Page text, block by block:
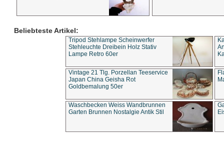
Beliebteste Artikel:
Tripod Stehlampe Scheinwerfer
Stehleuchte Dreibein Holz Stativ
Lampe Retro 60er
Vintage 21 Tlg. Porzellan Teeservice
Japan China Geisha Rot
Goldbemalung 50er
Waschbecken Weiss Wandbrunnen
Garten Brunnen Nostalgie Antik Stil